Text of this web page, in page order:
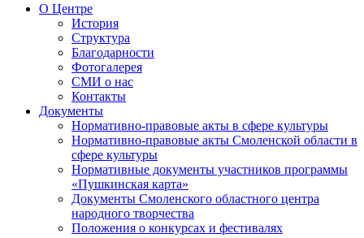
О Центре
История
Структура
Благодарности
Фотогалерея
СМИ о нас
Контакты
Документы
Нормативно-правовые акты в сфере культуры
Нормативно-правовые акты Смоленской области в
сфере культуры
Нормативные документы участников программы
«Пушкинская карта»
Документы Смоленского областного центра
народного творчества
Положения о конкурсах и фестивалях